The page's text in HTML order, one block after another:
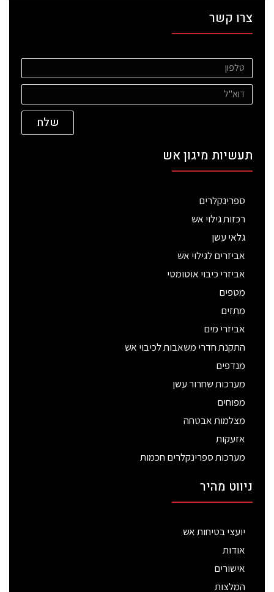
צרו קשר
שלח
תעשיות מיגון אש
ספרינקלרים
רכזות גילוי אש
גלאי עשן
אביזרים לגילוי אש
אביזרי כיבוי אוטומטי
מטפים
מתזים
אביזרי מים
התקנת חדרי משאבות לכיבוי אש
מנדפים
מערכות שחרור עשן
מפוחים
מצלמות אבטחה
אזעקות
מערכות ספרינקלרים חכמות
ניווט מהיר
יועצי בטיחות אש
אודות
אישורים
המלצות